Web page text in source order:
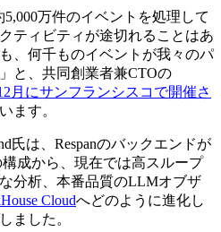
5,000万件のイベントを処理して
ティビティが途切れることはあ
、何千ものイベントが我々のパ
と、共同創業者兼CTOの
月にサンフランシスコで開催さ
ます。
氏は、Respanのバックエンドが
構成から、現在では高スループ
分析、本番品質のLLMオブザ
Cloudへどのように進化し
ました。